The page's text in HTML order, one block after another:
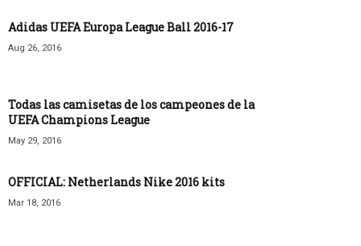
Adidas UEFA Europa League Ball 2016-17
Aug 26, 2016
Todas las camisetas de los campeones de la
UEFA Champions League
May 29, 2016
OFFICIAL: Netherlands Nike 2016 kits
Mar 18, 2016